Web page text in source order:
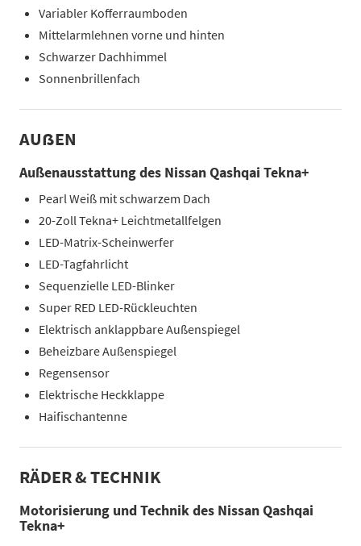
Variabler Kofferraumboden
Mittelarmlehnen vorne und hinten
Schwarzer Dachhimmel
Sonnenbrillenfach
AUẞEN
Außenausstattung des Nissan Qashqai Tekna+
Pearl Weiß mit schwarzem Dach
20-Zoll Tekna+ Leichtmetallfelgen
LED-Matrix-Scheinwerfer
LED-Tagfahrlicht
Sequenzielle LED-Blinker
Super RED LED-Rückleuchten
Elektrisch anklappbare Außenspiegel
Beheizbare Außenspiegel
Regensensor
Elektrische Heckklappe
Haifischantenne
RÄDER & TECHNIK
Motorisierung und Technik des Nissan Qashqai
Tekna+